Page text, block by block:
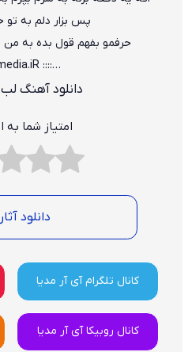
پس بزار دلم به
حرفمو بفهم قول بده به من
…:::: iR-media.iR ::::…
دانلود آهنگ
امتیاز شما
دانلود
کانال تلگرام آی آر مدیا
کانال روبیکا آی آر مدیا